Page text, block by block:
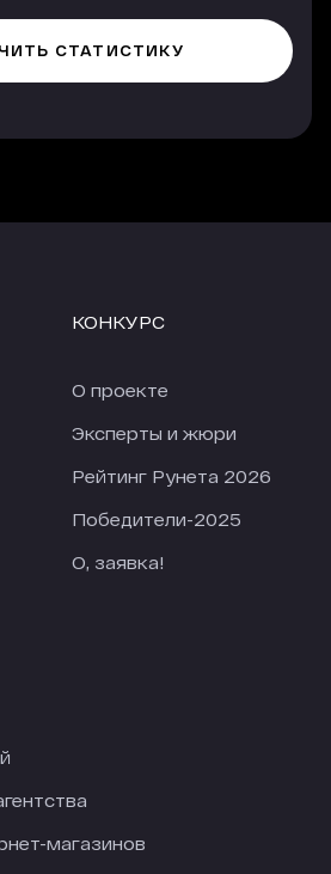
магазинов
КОНКУРС
О проекте
Эксперты и жюри
Рейтинг Рунета 2026
Победители-2025
О, заявка!